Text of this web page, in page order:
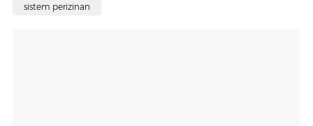
sistem perizinan